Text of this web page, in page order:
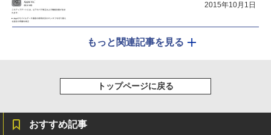
2015年10月1日
もっと関連記事を見る
トップページに戻る
おすすめ記事